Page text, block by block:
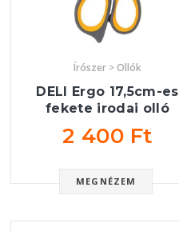
Írószer > Ollók
DELI Ergo 17,5cm-es
fekete irodai olló
2 400 Ft
MEGNÉZEM